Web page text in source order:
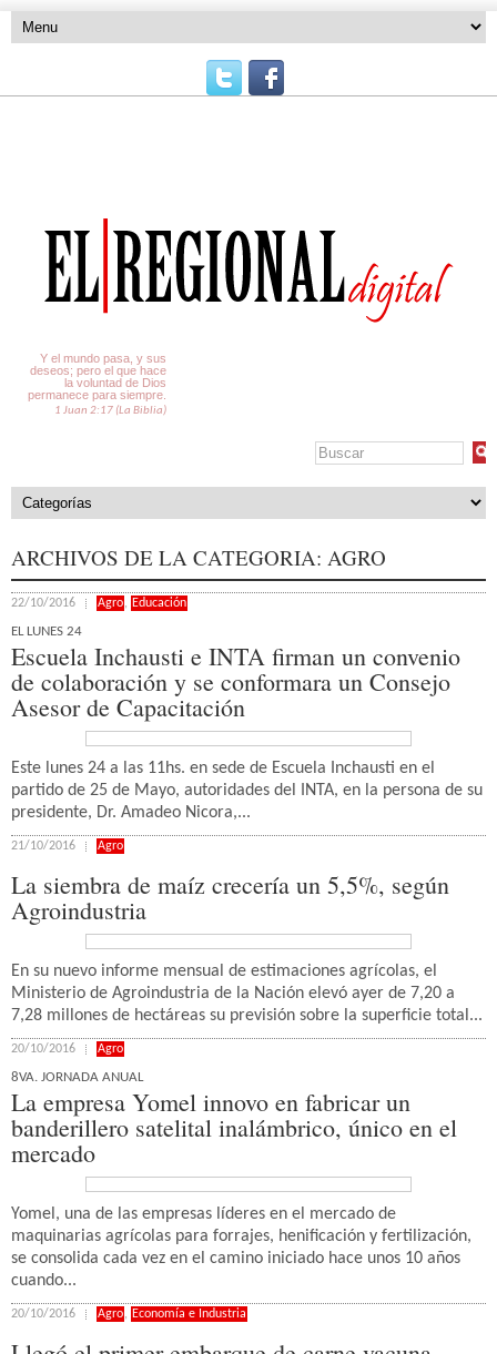
Y el mundo pasa, y sus
deseos; pero el que hace
la voluntad de Dios
permanece para siempre.
1 Juan 2:17 (La Biblia)
ARCHIVOS DE LA CATEGORIA: AGRO
22/10/2016 Agro, Educación
EL LUNES 24
Escuela Inchausti e INTA firman un convenio
de colaboración y se conformara un Consejo
Asesor de Capacitación
Este lunes 24 a las 11hs. en sede de Escuela Inchausti en el
partido de 25 de Mayo, autoridades del INTA, en la persona de su
presidente, Dr. Amadeo Nicora,...
21/10/2016 Agro
La siembra de maíz crecería un 5,5%, según
Agroindustria
En su nuevo informe mensual de estimaciones agrícolas, el
Ministerio de Agroindustria de la Nación elevó ayer de 7,20 a
7,28 millones de hectáreas su previsión sobre la superficie total...
20/10/2016 Agro
8VA. JORNADA ANUAL
La empresa Yomel innovo en fabricar un
banderillero satelital inalámbrico, único en el
mercado
Yomel, una de las empresas líderes en el mercado de
maquinarias agrícolas para forrajes, henificación y fertilización,
se consolida cada vez en el camino iniciado hace unos 10 años
cuando...
20/10/2016 Agro, Economía e Industria